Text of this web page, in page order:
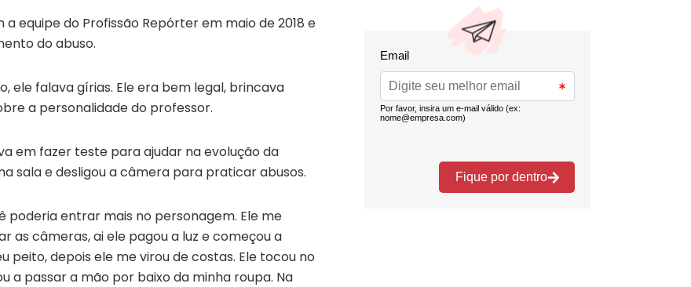
equipe do Profissão Repórter em maio de 2018 e
do abuso.
ele falava gírias. Ele era bem legal, brincava
a personalidade do professor.
em fazer teste para ajudar na evolução da
sala e desligou a câmera para praticar abusos.
poderia entrar mais no personagem. Ele me
as câmeras, ai ele pagou a luz e começou a
depois ele me virou de costas. Ele tocou no
a passar a mão por baixo da minha roupa. Na